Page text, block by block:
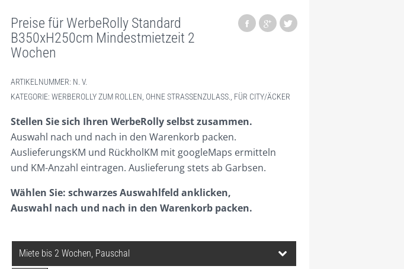
Preise für WerbeRolly Standard
B350xH250cm Mindestmietzeit 2
Wochen
ARTIKELNUMMER: N. V.
KATEGORIE: WERBEROLLY ZUM ROLLEN, OHNE STRASSENZULASS., FÜR CITY/ÄCKER
Stellen Sie sich Ihren WerbeRollyselbst zusammen.
Auswahl nach und nach in den Warenkorb packen.
AuslieferungsKM und RückholKM mit googleMaps ermitteln
und KM-Anzahl eintragen. Auslieferung stets ab Garbsen.
Wählen Sie: schwarzes Auswahlfeld anklicken,
Auswahl nach und nach in den Warenkorb packen.